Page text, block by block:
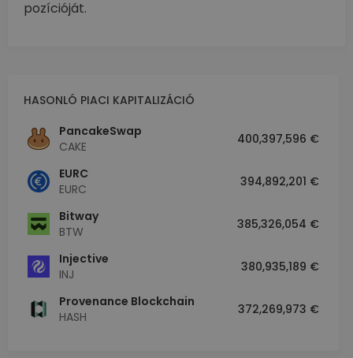
pozícióját.
HASONLÓ PIACI KAPITALIZÁCIÓ
PancakeSwap
CAKE
400,397,596 €
EURC
EURC
394,892,201 €
Bitway
BTW
385,326,054 €
Injective
INJ
380,935,189 €
Provenance Blockchain
HASH
372,269,973 €